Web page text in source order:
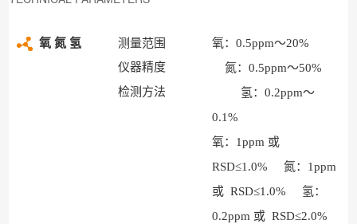
氧 氮 氢 测量范围
仪器精度
检测方法
氧：0.5ppm～20%
氮：0.5ppm～50%
氢：0.2ppm～
0.1%
氧：1ppm 或
RSD≤1.0% 氮：1ppm
或 RSD≤1.0% 氢：
0.2ppm 或 RSD≤2.0%